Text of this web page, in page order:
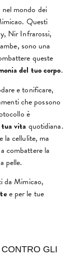
mondo dei
Questi
Nir Infrarossi,
sono una
queste
del tuo corpo.
e tonificare,
che possono
è
vita quotidiana.
la cellulite, ma
combattere la
pelle.
da Mimicao,
e per le tue
GLI